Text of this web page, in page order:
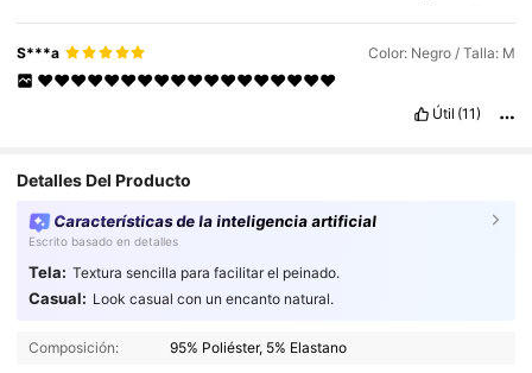
S***a Color: Negro / Talla: M
❤️❤️❤️❤️❤️❤️❤️❤️❤️❤️❤️❤️❤️❤️❤️❤️❤️❤️
Útil (11)
Detalles Del Producto
Características de la inteligencia artificial
Escrito basado en detalles
Tela: Textura sencilla para facilitar el peinado.
Casual: Look casual con un encanto natural.
Composición: 95% Poliéster, 5% Elastano